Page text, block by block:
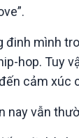
mình
hop. Tuy
cảm xúc
nay vẫn